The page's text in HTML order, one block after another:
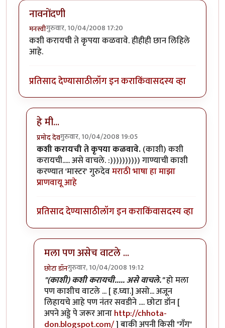
नावनोंदणी
मनस्वीगुरुवार, 10/04/2008 17:20
कशी करायची ते कृपया कळवावे. हीहीही छान लिहिले
आहे.
प्रतिसाद देण्यासाठीलॉग इन कराकिंवासदस्य व्हा
हे मी...
प्रमोद देवगुरुवार, 10/04/2008 19:05
In reply toनावनोंदणीbyमनस्वी
कशी करायची ते कृपया कळवावे.(काशी) कशी
करायची..... असे वाचले. :)))))))))) गाण्याची काशी
करण्यात 'मास्टर' गुरुदेवमराठी भाषा हा माझा
प्राणवायू आहे
प्रतिसाद देण्यासाठीलॉग इन कराकिंवासदस्य व्हा
मला पण असेच वाटले ...
छोटा डॉनगुरुवार, 10/04/2008 19:12
In reply toहे मी...byप्रमोद देव
"(काशी) कशी करायची..... असे वाचले."हो मला
पण काशीच वाटले ... [ ह.घ्या.] असो... अजून
लिहायचे आहे पण नंतर सवडीने .... छोटा डॉन [
अपने अड्डे पे जरूर आनाhttp://chhota-
don.blogspot.com/] बाकी अपनी किसी "गँग"